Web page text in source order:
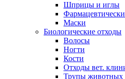
Шприцы и иглы
Маски
Биологические отходы
Волосы
Ногти
Кости
Отходы вет.
Трупы животных